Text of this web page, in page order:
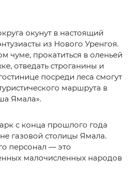
окунут в настоящий
из Нового Уренгоя.
чуме, прокатиться в оленьей
отведать строганины и
посреди леса смогут
маршрута в
Ямала».
с конца прошлого года
газовой столицы Ямала.
персонал — это
малочисленных народов